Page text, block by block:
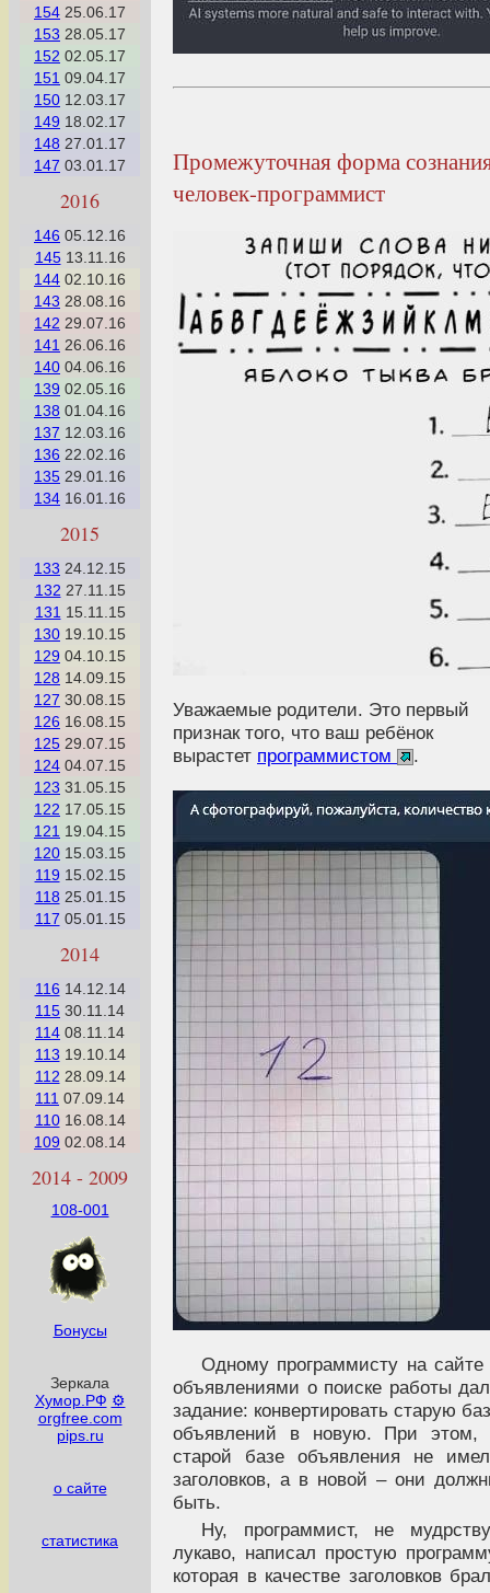
154 25.06.17
153 28.05.17
152 02.05.17
151 09.04.17
150 12.03.17
149 18.02.17
148 27.01.17
147 03.01.17
2016
146 05.12.16
14513.11.16
144 02.10.16
143 28.08.16
142 29.07.16
141 26.06.16
140 04.06.16
139 02.05.16
138 01.04.16
137 12.03.16
136 22.02.16
135 29.01.16
134 16.01.16
2015
133 24.12.15
132 27.11.15
131 15.11.15
130 19.10.15
129 04.10.15
128 14.09.15
127 30.08.15
126 16.08.15
125 29.07.15
124 04.07.15
123 31.05.15
122 17.05.15
121 19.04.15
120 15.03.15
119 15.02.15
118 25.01.15
117 05.01.15
2014
116 14.12.14
115 30.11.14
114 08.11.14
113 19.10.14
112 28.09.14
111 07.09.14
11016.08.14
109 02.08.14
2014 - 2009
108-001
Бонусы
Зеркала
Хумор.РФ ⚙
orgfree.com
pips.ru
о сайте
статистика
Промежуточная форма
человек-программист
Уважаемые родители. Это первый
признак того, что ваш ребёнок
вырастет программистом .
Одному программисту на сайте
объявлениями о поиске работы
задание: конвертировать старую
объявлений в новую. При этом,
старой базе объявления не
заголовков, а в новой – они
быть.
Ну, программист, не
лукаво, написал простую
которая в качестве заголовков